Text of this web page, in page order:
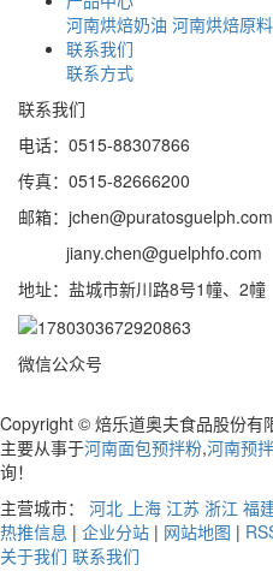
河南烘焙奶油 河南烘焙原料
联系我们
联系方式
联系我们
电话：0515-88307866
传真：0515-82666200
邮箱：jchen@puratosguelph.com
jiany.chen@guelphfo.com
地址：盐城市新川路8号1幢、2幢
微信公众号
Copyright © 焙乐道奥夫食品股份有
主要从事于河南面包预拌粉,河南预
询！
主营城市： 河北 上海 江苏 浙江 福
热推信息 | 企业分站 | 网站地图 |
关于我们 联系我们